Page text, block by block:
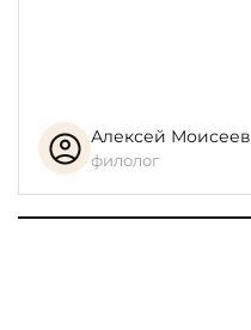
Алексей Моисеев
филолог